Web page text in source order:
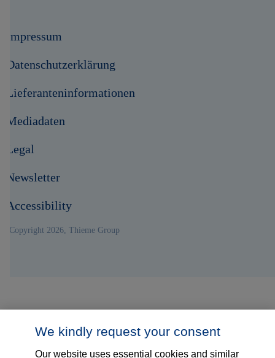
Impressum
Datenschutzerklärung
Lieferanteninformationen
Mediadaten
Legal
Newsletter
Accessibility
© Copyright 2026, Thieme Group
We kindly request your consent
Our website uses essential cookies and similar